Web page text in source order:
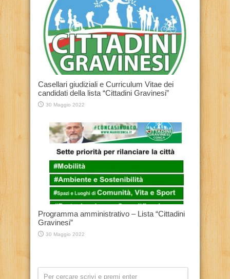
Casellari giudiziali e Curriculum Vitae dei
candidati della lista “Cittadini Gravinesi”
30 Maggio 2022
Programma amministrativo – Lista “Cittadini
Gravinesi”
30 Maggio 2022